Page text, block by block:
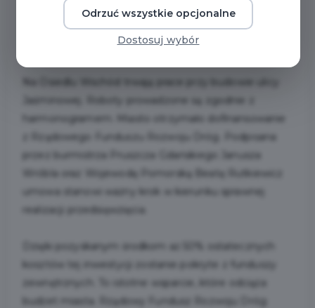
JAŚMINOWEJ
harmonogramem. Miasto otrzymało dofinansowanie
z Rządowego Funduszu Rozwoju Dróg. Podpisana
przez burmistrza Pruszcza Gdańskiego Janusza
Wróbla oraz Wojewodę Pomorską Beatę Rutkiewicz
umowa stanowi ważny krok w kierunku sprawnej
realizacji przedsięwzięcia.
Dzięki pozyskanym środkom aż 50% ostatecznych
kosztów tej inwestycji zostanie pokryte z funduszy
zewnętrznych. To istotne wsparcie, które odciąża
budżet miasta. Rządowy Fundusz Rozwoju Dróg
Odrzuć wszystkie opcjonalne
Dostosuj wybór